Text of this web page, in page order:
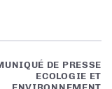
DE PRESSE
ECOLOGIE ET